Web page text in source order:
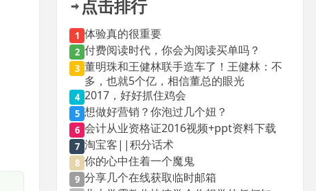
点击排行
1 体验真的很重要
2 付费阅读时代，你会为阅读买单吗？
3 董明珠和王健林联手造车了！王健林：不
多，也就5个亿，相信董总的眼光
4 2017，好好抓住鸡会
5 想做好营销？你泡过几个妞？
6 会计从业资格证2016视频+ppt资料下载
7 淘宝客||积分话术
8 你的心中住着一个魔鬼
9 分享几个在线获取临时邮箱